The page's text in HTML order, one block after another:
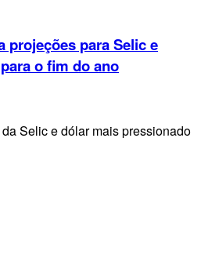
projeções para Selic e
o fim do ano
Selic e dólar mais pressionado